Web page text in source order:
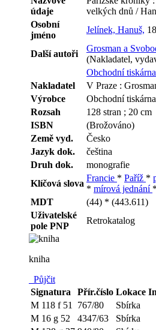
údaje
velkých dnů /
Osobní
jméno
Jelínek, Hanuš,
Další autoři
Grosman a
(Nakladatel,
Obchodní
Nakladatel
V Praze :
Výrobce
Obchodní
Rozsah
128 stran ; 20 cm
ISBN
(Brožováno)
Země vyd.
Česko
Jazyk dok.
čeština
Druh dok.
monografie
Klíčová slova
Francie * Paříž *
* mírová jednání *
MDT
(44) * (443.611)
Uživatelské
pole PNP
Retrokatalog
kniha
Půjčit
Signatura
Přír.číslo Lokace
M 118 f 51
767/80
Sbírka
M 16 g 52
4347/63
Sbírka